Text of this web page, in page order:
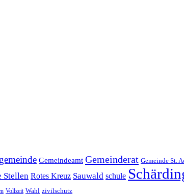
gemeinde Gemeindeamt Gemeinderat Gemeinde St.
Stellen Rotes Kreuz Sauwald schule
Vollzeit Wahl zivilschutz